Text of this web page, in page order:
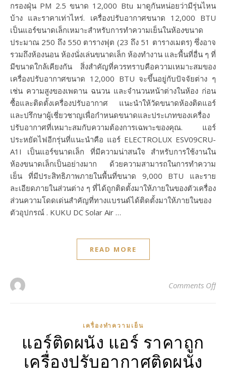
กรองฝุ่น PM 2.5 ขนาด 12,000 Btu มาดูกันหน่อยว่ามีรุ่นไหน
บ้าง และราคาเท่าไหร่. เครื่องปรับอากาศขนาด 12,000 BTU
เป็นแอร์ขนาดเล็กเหมาะสำหรับการทำความเย็นในห้องขนาด
ประมาณ 250 ถึง 550 ตารางฟุต (23 ถึง 51 ตารางเมตร) ซึ่งอาจ
รวมถึงห้องนอน ห้องนั่งเล่นขนาดเล็ก ห้องทำงาน และพื้นที่อื่น ๆ ที่
มีขนาดใกล้เคียงกัน สิ่งสำคัญที่ควรทราบคือความเหมาะสมของ
เครื่องปรับอากาศขนาด 12,000 BTU จะขึ้นอยู่กับปัจจัยต่าง ๆ
เช่น ความสูงของเพดาน ฉนวน และจำนวนหน้าต่างในห้อง ก่อน
ซื้อและติดตั้งเครื่องปรับอากาศ แนะนำให้วัดขนาดห้องติดแอร์
และปรึกษาผู้เชี่ยวชาญเพื่อกำหนดขนาดและประเภทของเครื่อง
ปรับอากาศที่เหมาะสมกับความต้องการเฉพาะของคุณ. แอร์
ประหยัดไฟอีกรุ่นที่แนะนำคือ แอร์ ELECTROLUX ESV09CRU-
A1I เป็นแอร์ขนาดเล็ก ที่มีความน่าสนใจ สำหรับการใช้งานใน
ห้องขนาดเล็กเป็นอย่างมาก ด้วยความสามารถในการทำความ
เย็น ที่มีประสิทธิภาพภายในพื้นที่ขนาด 9,000 BTU และราย
ละเอียดภายในส่วนต่าง ๆ ที่ได้ถูกติดตั้งมาให้ภายในของตัวเครื่อง
ส่วนความโดดเด่นสำคัญที่ทางแบรนด์ได้ติดตั้งมาให้ภายในของ
ตัวอุปกรณ์ . KUKU DC Solar Air …
READ MORE
Comments Offon
เครื่องทำความเย็น
แอร์ติดผนัง แอร์ ราคาถูก
เครื่องปรับอากาศติดผนัง